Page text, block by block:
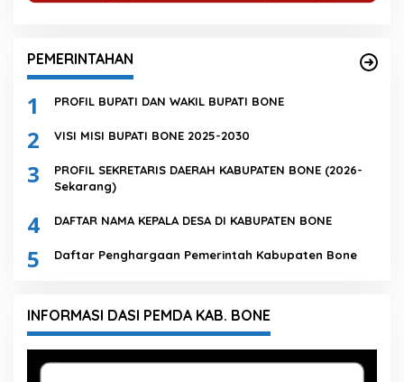
PEMERINTAHAN
1 PROFIL BUPATI DAN WAKIL BUPATI BONE
2 VISI MISI BUPATI BONE 2025-2030
3
PROFIL SEKRETARIS DAERAH KABUPATEN BONE (2026-
Sekarang)
4 DAFTAR NAMA KEPALA DESA DI KABUPATEN BONE
5 Daftar Penghargaan Pemerintah Kabupaten Bone
INFORMASI DASI PEMDA KAB. BONE